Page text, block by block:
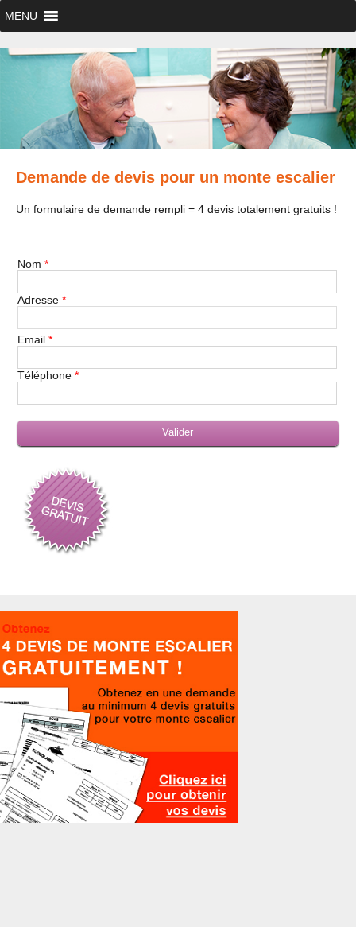
MENU
Demande de devis pour un monte escalier
Un formulaire de demande rempli = 4 devis totalement gratuits !
Nom*
Adresse*
Email*
Téléphone*